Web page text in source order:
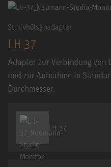
Stativhülsenadapter
LH 37
Adapter zur Verbindung von
und zur Aufnahme in
Durchmesser.
LH 37